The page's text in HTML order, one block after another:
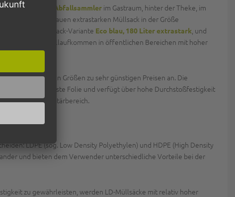
für Hostess-Abfallsammler im Gastraum, hinter der Theke, im
darunter den grauen extrastarken Müllsack in der Größe
die 160 Liter Müllsack-Variante Eco blau, 180 Liter extrastark, und
hohes Müllaufkommen in öffentlichen Bereichen mit hoher
verschiedenen Größen zu sehr günstigen Preisen an. Die
eine sehr reißfeste Folie und verfügt über hohe Durchstoßfestigkeit
WC und im Sanitärbereich.
LDPE (sog. Low Density Polyethylen) und HDPE (High Density
und bieten dem Verwender unterschiedliche Vorteile bei der
zu gewährleisten, werden LD-Müllsäcke mit relativ hoher